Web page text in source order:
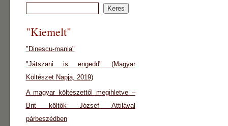
"Kiemelt"
"Dinescu-mania"
"Játszani is engedd" (Magyar
Költészet Napja, 2019)
A magyar költészettől megihletve –
Brit költők József Attilával
párbeszédben